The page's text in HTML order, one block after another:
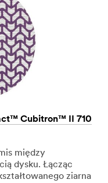
Cubitron™ II 710
między
dysku. Łącząc
ziarna